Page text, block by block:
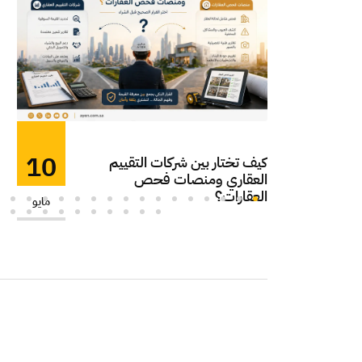
كيف تختار بين شركات التقييم
العقاري ومنصات فحص
العقارات؟
10
مايو